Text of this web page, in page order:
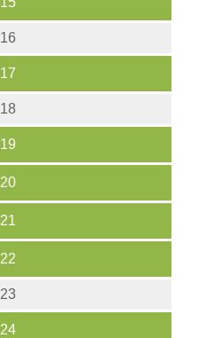
16
17
18
19
20
21
22
23
24